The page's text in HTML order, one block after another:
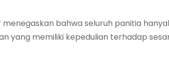
menegaskan bahwa seluruh panitia
yang memiliki kepedulian terhadap